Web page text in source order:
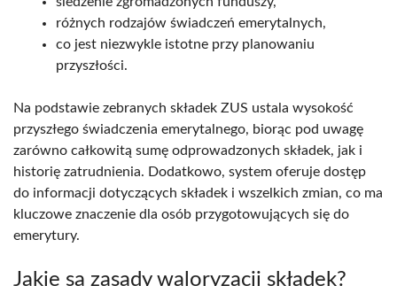
różnych rodzajów świadczeń emerytalnych,
co jest niezwykle istotne przy planowaniu
przyszłości.
Na podstawie zebranych składek ZUS ustala wysokość
przyszłego świadczenia emerytalnego, biorąc pod uwagę
zarówno całkowitą sumę odprowadzonych składek, jak i
historię zatrudnienia. Dodatkowo, system oferuje dostęp
do informacji dotyczących składek i wszelkich zmian, co ma
kluczowe znaczenie dla osób przygotowujących się do
emerytury.
Jakie są zasady waloryzacji składek?